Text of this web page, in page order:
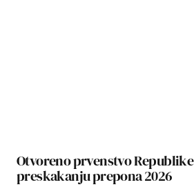
Otvoreno prvenstvo
preskakanju prepona 2026